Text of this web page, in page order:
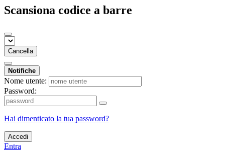
Scansiona codice a barre
Cancella
Notifiche
Nome utente:
Password:
Hai dimenticato la tua password?
Accedi
Entra